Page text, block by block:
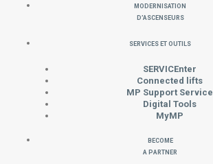
MODERNISATION
D’ASCENSEURS
SERVICES ET OUTILS
SERVICEnter
Connected lifts
MP Support Service
Digital Tools
MyMP
Become
a Partner